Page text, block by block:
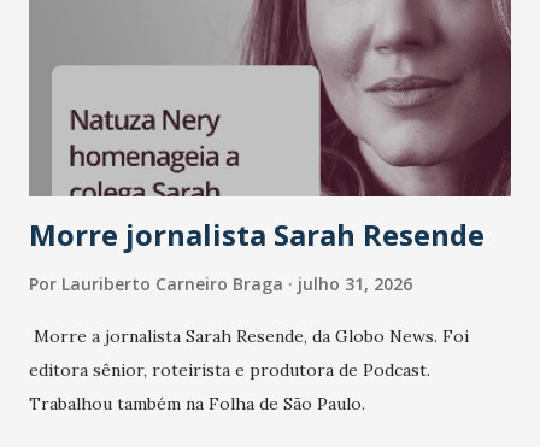
Morre jornalista Sarah Resende
Por Lauriberto Carneiro Braga julho 31, 2026
Morre a jornalista Sarah Resende, da Globo News. Foi
editora sênior, roteirista e produtora de Podcast.
Trabalhou também na Folha de São Paulo.